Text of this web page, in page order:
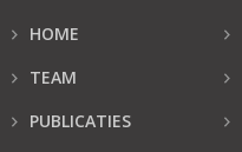
HOME
TEAM
PUBLICATIES